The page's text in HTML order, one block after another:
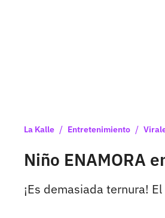
La Kalle / Entretenimiento /
Niño ENAMORA
¡Es demasiada ternura!